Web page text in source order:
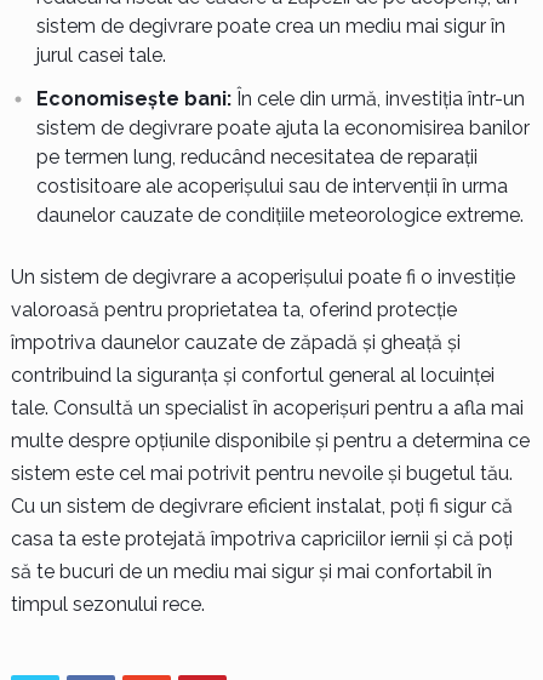
sistem de degivrare poate crea un mediu mai sigur în
jurul casei tale.
Economisește bani:În cele din urmă, investiția într-un
sistem de degivrare poate ajuta la economisirea banilor
pe termen lung, reducând necesitatea de reparații
costisitoare ale acoperișului sau de intervenții în urma
daunelor cauzate de condițiile meteorologice extreme.
Un sistem de degivrare a acoperișului poate fi o investiție
valoroasă pentru proprietatea ta, oferind protecție
împotriva daunelor cauzate de zăpadă și gheață și
contribuind la siguranța și confortul general al locuinței
tale. Consultă un specialist în acoperișuri pentru a afla mai
multe despre opțiunile disponibile și pentru a determina ce
sistem este cel mai potrivit pentru nevoile și bugetul tău.
Cu un sistem de degivrare eficient instalat, poți fi sigur că
casa ta este protejată împotriva capriciilor iernii și că poți
să te bucuri de un mediu mai sigur și mai confortabil în
timpul sezonului rece.